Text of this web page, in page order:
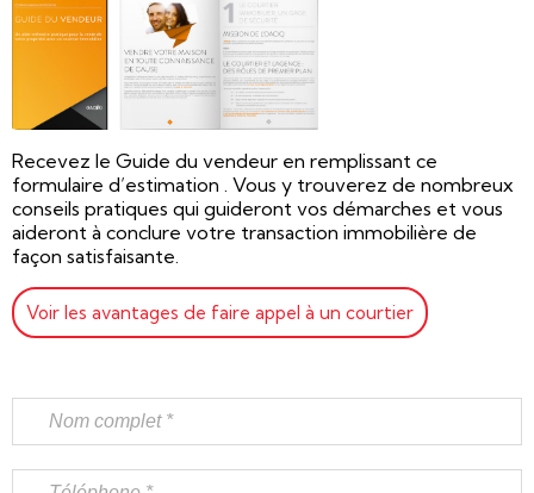
Recevez le Guide du vendeur en remplissant ce
formulaire d’estimation . Vous y trouverez de nombreux
conseils pratiques qui guideront vos démarches et vous
aideront à conclure votre transaction immobilière de
façon satisfaisante.
Voir les avantages de faire appel à un courtier